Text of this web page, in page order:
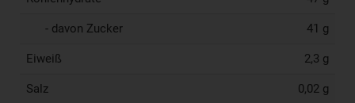
- davon Zucker 41 g
Eiweiß 2,3 g
Salz 0,02 g